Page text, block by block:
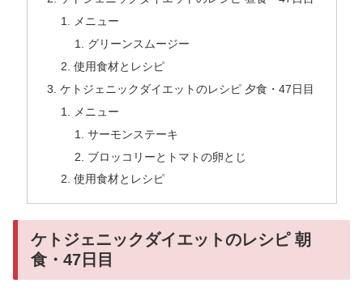
メニュー
グリーンスムージー
使用食材とレシピ
ケトジェニックダイエットのレシピ 夕食・47日目
メニュー
サーモンステーキ
ブロッコリーとトマトの卵とじ
使用食材とレシピ
ケトジェニックダイエットのレシピ 朝
食・47日目